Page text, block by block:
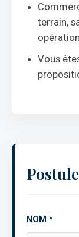
terrain,
Vous
NOM *